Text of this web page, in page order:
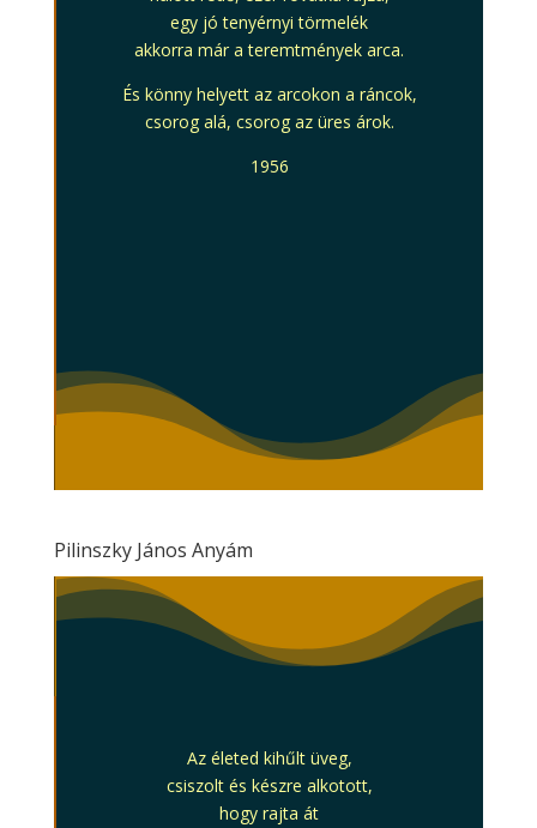
egy jó tenyérnyi törmelék
akkorra már a teremtmények arca.
És könny helyett az arcokon a ráncok,
csorog alá, csorog az üres árok.
1956
Pilinszky János Anyám
Az életed kihűlt üveg,
csiszolt és készre alkotott,
hogy rajta át